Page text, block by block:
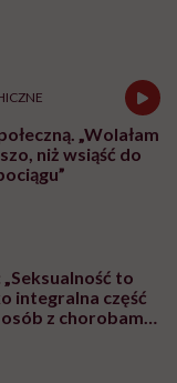
dla
objawów
możesz